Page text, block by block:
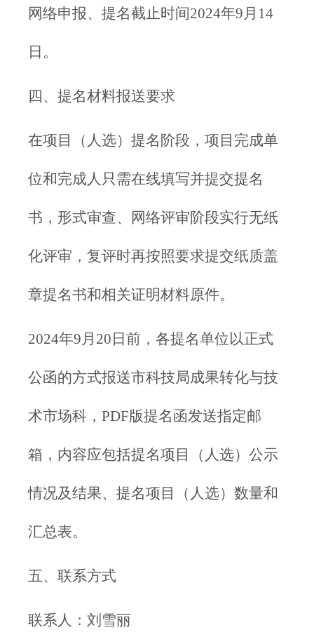
网络申报、提名截止时间2024年9月14
日。
四、提名材料报送要求
在项目（人选）提名阶段，项目完成单
位和完成人只需在线填写并提交提名
书，形式审查、网络评审阶段实行无纸
化评审，复评时再按照要求提交纸质盖
章提名书和相关证明材料原件。
2024年9月20日前，各提名单位以正式
公函的方式报送市科技局成果转化与技
术市场科，PDF版提名函发送指定邮
箱，内容应包括提名项目（人选）公示
情况及结果、提名项目（人选）数量和
汇总表。
五、联系方式
联系人：刘雪丽